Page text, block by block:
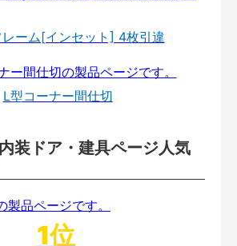
レーム[インセット] 4枚引違
L型コーナー間仕切
装ドア・建具ページ人気